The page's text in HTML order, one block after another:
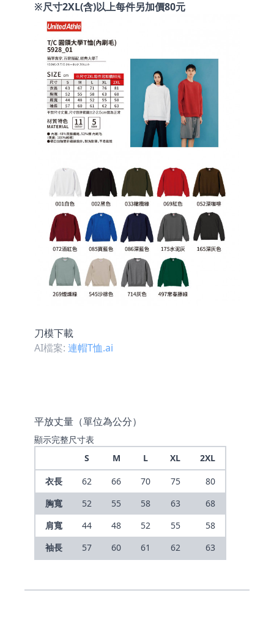
※尺寸2XL(含)以上每件另加價80元
刀模下載
AI檔案: 連帽T恤.ai
平放丈量（單位為公分）
顯示完整尺寸表
S
M L XL
2XL
衣長
62 66 70 75
80
胸寬
52 55 58 63
68
肩寬
44 48 52 55
58
袖長
57 60 61 62 63